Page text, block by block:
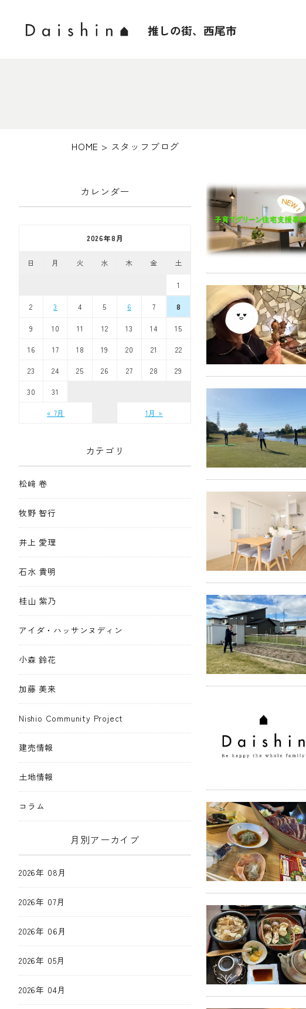
HOME > スタッフブログ
カレンダー
2026年8月
日 月 火 水 木 金 土
« 7月 1月 »
1
2 3 4 5 6 7 8
9 10 11 12 13 14 15
16 17 18 19 20 21 22
23 24 25 26 27 28 29
30 31
カテゴリ
松﨑 卷
牧野 智行
井上 愛理
石水 貴明
桂山 紫乃
アイダ・ハッサンヌディン
小森 鈴花
加藤 美来
Nishio Community Project
建売情報
土地情報
コラム
月別アーカイブ
2026年 08月
2026年 07月
2026年 06月
2026年 05月
2026年 04月